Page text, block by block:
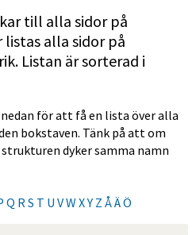
till alla sidor på
listas alla sidor på
Listan är sorterad i
för att få en lista över alla
bokstaven. Tänk på att om
dyker samma namn
Q R S T U VW XY Z ÅÄÖ